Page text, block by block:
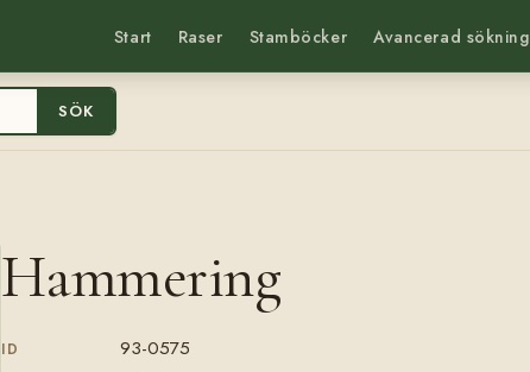
Start Raser Stamböcker Avancerad sökning
SÖK
Hammering
ID 93-0575